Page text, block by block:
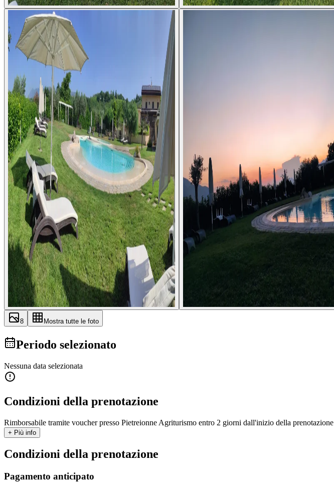
8 Mostra tutte le foto
Periodo selezionato
Nessuna data selezionata
Condizioni della prenotazione
Rimborsabile tramite voucher presso Pietreionne Agriturismo entro 2 giorni dall'inizio della prenotazione
+ Più info
Condizioni della prenotazione
Pagamento anticipato